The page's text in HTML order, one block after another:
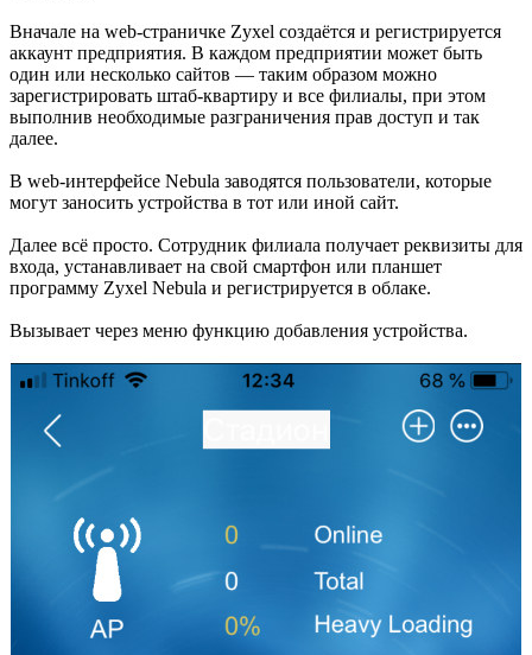
Вначале на web-страничке Zyxel создаётся и регистрируется
аккаунт предприятия. В каждом предприятии может быть
один или несколько сайтов — таким образом можно
зарегистрировать штаб-квартиру и все филиалы, при этом
выполнив необходимые разграничения прав доступ и так
далее.
В web-интерфейсе Nebula заводятся пользователи, которые
могут заносить устройства в тот или иной сайт.
Далее всё просто. Сотрудник филиала получает реквизиты для
входа, устанавливает на свой смартфон или планшет
программу Zyxel Nebula и регистрируется в облаке.
Вызывает через меню функцию добавления устройства.